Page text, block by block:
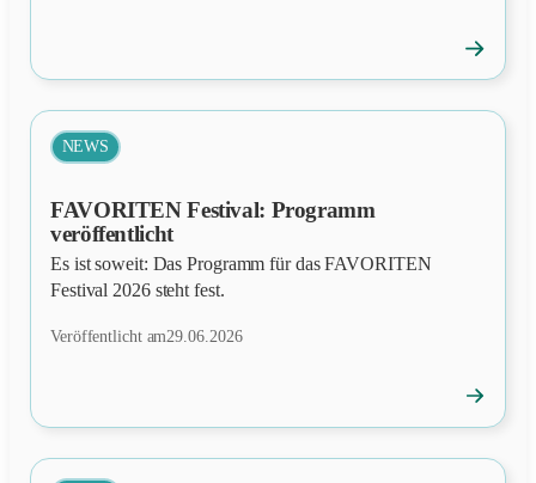
News
öffnen
→
NEWS
FAVORITEN Festival: Programm
veröffentlicht
Es ist soweit: Das Programm für das FAVORITEN
Festival 2026 steht fest.
Veröffentlicht am29.06.2026
News
öffnen
→